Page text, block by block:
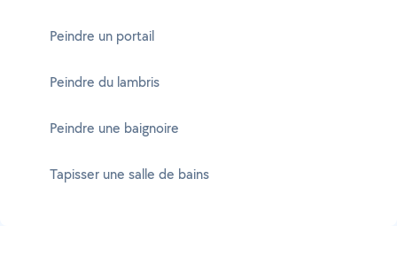
Peindre un portail
Peindre du lambris
Peindre une baignoire
Tapisser une salle de bains